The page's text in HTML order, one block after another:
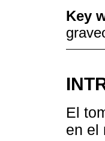
Key
El
en el